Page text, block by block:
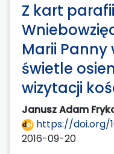
Z kart
Marii Panny
świetle
wizytacji
Janusz Adam
https://doi.org/
2016-09-20